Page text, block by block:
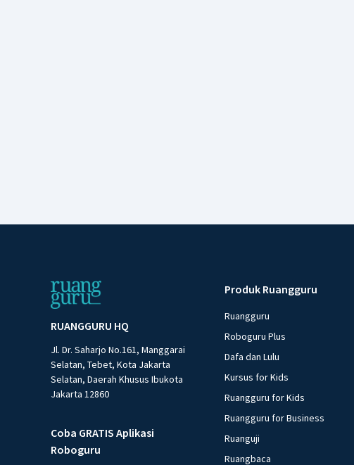
RUANGGURU HQ
Jl. Dr. Saharjo No.161, Manggarai
Selatan, Tebet, Kota Jakarta
Selatan, Daerah Khusus Ibukota
Jakarta 12860
Coba GRATIS Aplikasi
Roboguru
Produk Ruangguru
Ruangguru
Roboguru Plus
Dafa dan Lulu
Kursus for Kids
Ruangguru for Kids
Ruangguru for Business
Ruanguji
Ruangbaca